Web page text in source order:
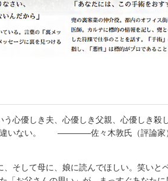
う心優しき夫、心優しき父親、心優しき殺
違いない。 ――――佐々木敦氏（評論家
、そして母に、娘に読んでほしい。笑いと